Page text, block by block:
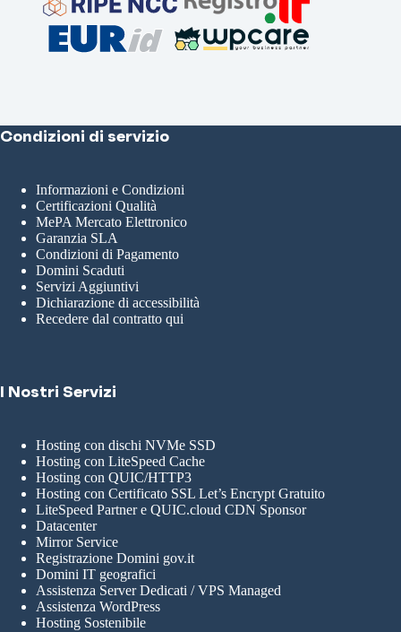
Condizioni di servizio
Informazioni e Condizioni
Certificazioni Qualità
MePA Mercato Elettronico
Garanzia SLA
Condizioni di Pagamento
Domini Scaduti
Servizi Aggiuntivi
Dichiarazione di accessibilità
Recedere dal contratto qui
I Nostri Servizi
Hosting con dischi NVMe SSD
Hosting con LiteSpeed Cache
Hosting con QUIC/HTTP3
Hosting con Certificato SSL Let’s Encrypt Gratuito
LiteSpeed Partner e QUIC.cloud CDN Sponsor
Datacenter
Mirror Service
Registrazione Domini gov.it
Domini IT geografici
Assistenza Server Dedicati / VPS Managed
Assistenza WordPress
Hosting Sostenibile